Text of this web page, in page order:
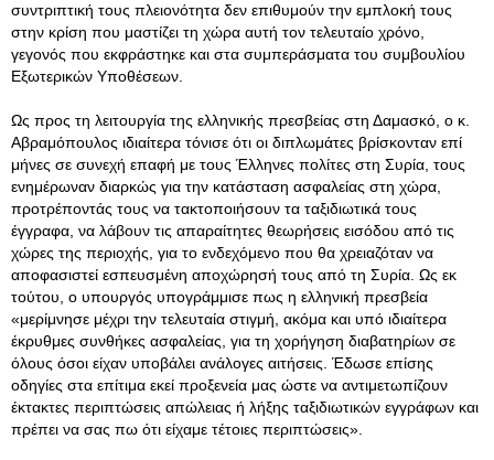
συντριπτική τους πλειονότητα δεν επιθυμούν την εμπλοκή τους
στην κρίση που μαστίζει τη χώρα αυτή τον τελευταίο χρόνο,
γεγονός που εκφράστηκε και στα συμπεράσματα του συμβουλίου
Εξωτερικών Υποθέσεων.
Ως προς τη λειτουργία της ελληνικής πρεσβείας στη Δαμασκό, ο κ.
Αβραμόπουλος ιδιαίτερα τόνισε ότι οι διπλωμάτες βρίσκονταν επί
μήνες σε συνεχή επαφή με τους Έλληνες πολίτες στη Συρία, τους
ενημέρωναν διαρκώς για την κατάσταση ασφαλείας στη χώρα,
προτρέποντάς τους να τακτοποιήσουν τα ταξιδιωτικά τους
έγγραφα, να λάβουν τις απαραίτητες θεωρήσεις εισόδου από τις
χώρες της περιοχής, για το ενδεχόμενο που θα χρειαζόταν να
αποφασιστεί εσπευσμένη αποχώρησή τους από τη Συρία . Ως εκ
τούτου, ο υπουργός υπογράμμισε πως η ελληνική πρεσβεία
«μερίμνησε μέχρι την τελευταία στιγμή, ακόμα και υπό ιδιαίτερα
έκρυθμες συνθήκες ασφαλείας, για τη χορήγηση διαβατηρίων σε
όλους όσοι είχαν υποβάλει ανάλογες αιτήσεις. Έδωσε επίσης
οδηγίες στα επίτιμα εκεί προξενεία μας ώστε να αντιμετωπίζουν
έκτακτες περιπτώσεις απώλειας ή λήξης ταξιδιωτικών εγγράφων και
πρέπει να σας πω ότι είχαμε τέτοιες περιπτώσεις».